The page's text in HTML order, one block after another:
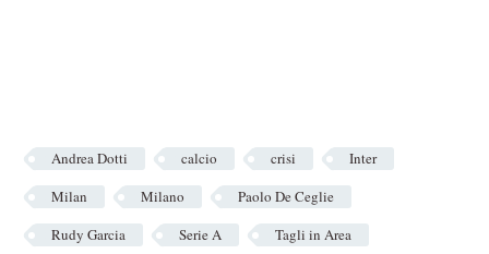
Andrea Dotti calcio crisi
Inter
Milan
Milano
Paolo De Ceglie
Rudy Garcia
Serie A
Tagli in Area